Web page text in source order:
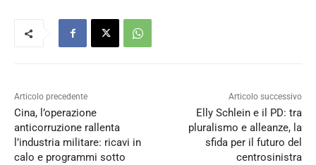
Articolo precedente
Cina, l’operazione
anticorruzione rallenta
l’industria militare: ricavi in
calo e programmi sotto
Articolo successivo
Elly Schlein e il PD: tra
pluralismo e alleanze, la
sfida per il futuro del
centrosinistra